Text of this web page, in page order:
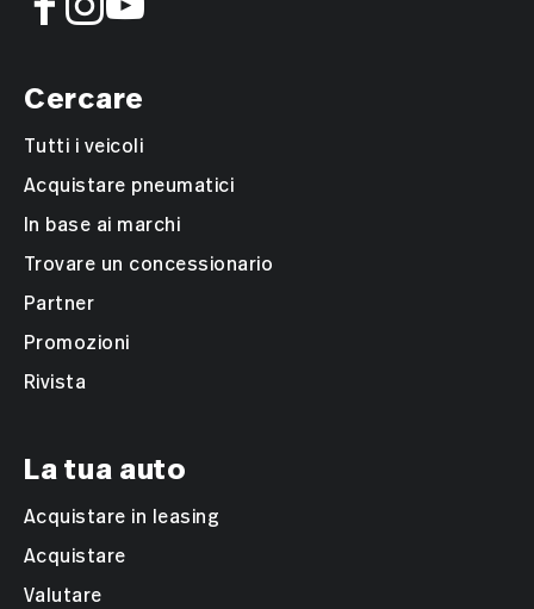
Cercare
Tutti i veicoli
Acquistare pneumatici
In base ai marchi
Trovare un concessionario
Partner
Promozioni
Rivista
La tua auto
Acquistare in leasing
Acquistare
Valutare